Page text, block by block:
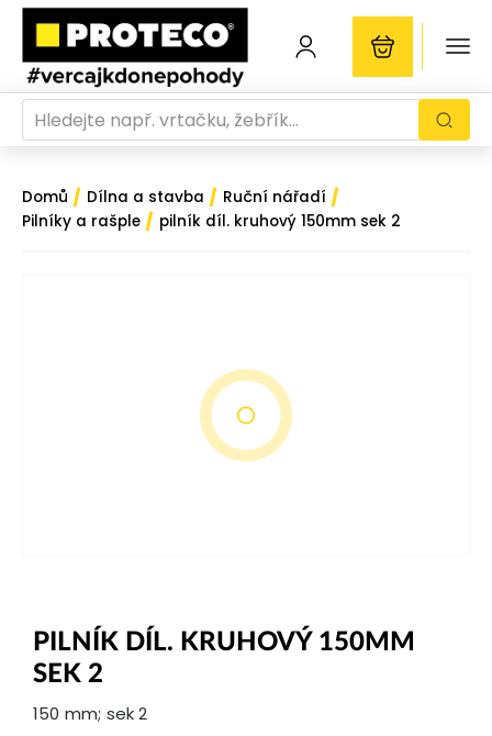
Domů / Dílna a stavba / Ruční nářadí /
Pilníky a rašple / pilník díl. kruhový 150mm sek 2
PILNÍK DÍL. KRUHOVÝ 150MM
SEK 2
150 mm; sek 2